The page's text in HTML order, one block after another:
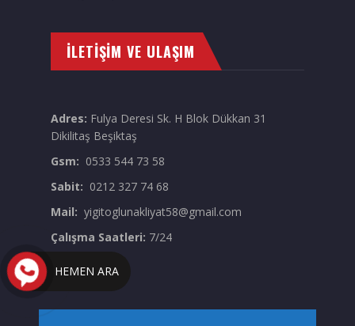
İLETIŞIM VE ULAŞIM
Adres: Fulya Deresi Sk. H Blok Dükkan 31
Dikilitaş Beşiktaş
Gsm: 0533 544 73 58
Sabit: 0212 327 74 68
Mail: yigitoglunakliyat58@gmail.com
Çalışma Saatleri: 7/24
HEMEN ARA